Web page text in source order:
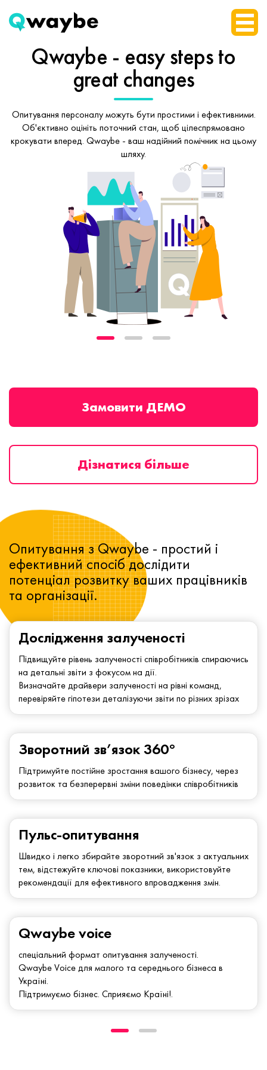
Qwaybe - easy stepsto
great changes
Опитування персоналу можуть бути простими і ефективними.
Об'єктивно оцініть поточний стан, щоб цілеспрямовано
крокувати вперед. Qwaybe - ваш надійний помічник на цьому
шляху.
Замовити ДЕМО
Дізнатися більше
Дослідження залученості
Підвищуйте рівень залученості співробітників спираючись
на детальні звіти з фокусом на дії.
Визначайте драйвери залученості на рівні команд,
перевіряйте гіпотези деталізуючи звіти по різних зрізах
Зворотний зв’язок 360°
Підтримуйте постійне зростання вашого бізнесу, через
розвиток та безперервні зміни поведінки співробітників
Опитування з Qwaybe - простий і
ефективний спосіб дослідити
потенціал розвитку ваших працівників
та організації.
Qwaybe voice
спеціальний формат опитування залученості.
Qwaybe Voice для малого та середнього бізнеса в
Україні.
Підтримуємо бізнес. Сприяємо Країні!.
Пульс-опитування
Швидко і легко збирайте зворотний зв'язок з актуальних
тем, відстежуйте ключові показники, використовуйте
рекомендації для ефективного впровадження змін.